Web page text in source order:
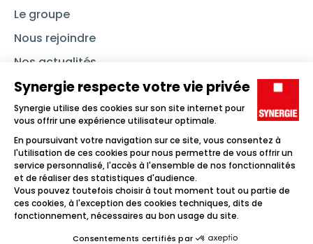
Le groupe
Nous rejoindre
Nos actualités
Nous contacter
Linkedin SynergieInstagramTikTok Youtube
Trouver un emploi
Icône d'illustration
Candidats
Icône d'illustration
Icône d'illustration